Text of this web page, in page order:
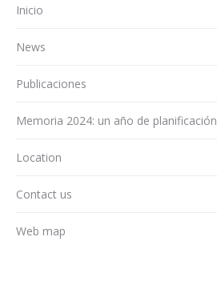
Inicio
News
Publicaciones
Memoria 2024: un año de planificación
Location
Contact us
Web map